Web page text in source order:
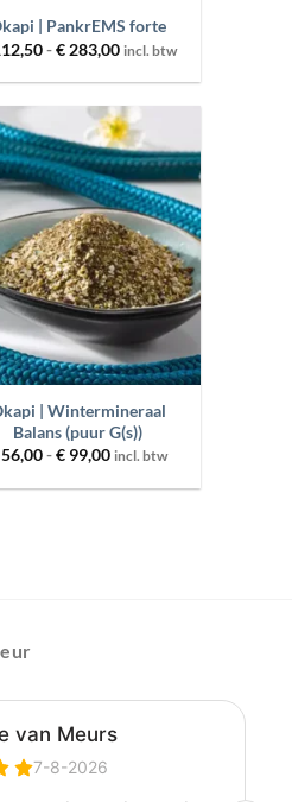
| PankrEMS forte
-€ 283,00Prijsklasse:
tot
incl. btw
Toevoegen
aan
wenslijst
| Wintermineraal
Balans (puur G(s))
56,00-€ 99,00Prijsklasse:
tot
incl. btw